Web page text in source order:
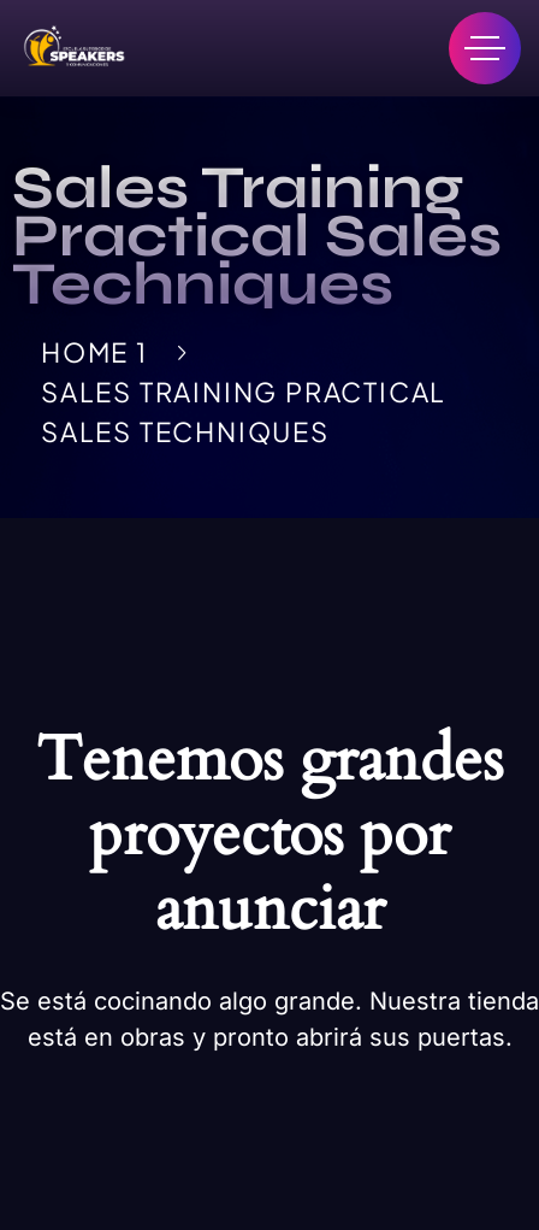
Sales Training
Practical Sales
Techniques
HOME 1
SALES TRAINING PRACTICAL
SALES TECHNIQUES
Tenemos grandes
proyectos por
anunciar
Se está cocinando algo grande. Nuestra tienda
está en obras y pronto abrirá sus puertas.